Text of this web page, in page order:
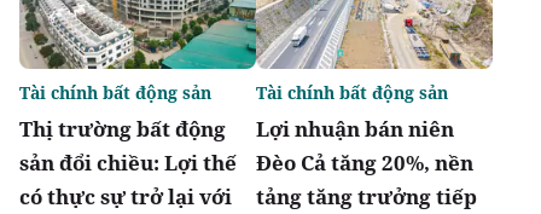
Thị trường bất động
sản đổi chiều: Lợi thế
có thực sự trở lại với
Tài chính bất động sản
Lợi nhuận bán niên
Đèo Cả tăng 20%, nền
tảng tăng trưởng tiếp
Tài chính bất động sản